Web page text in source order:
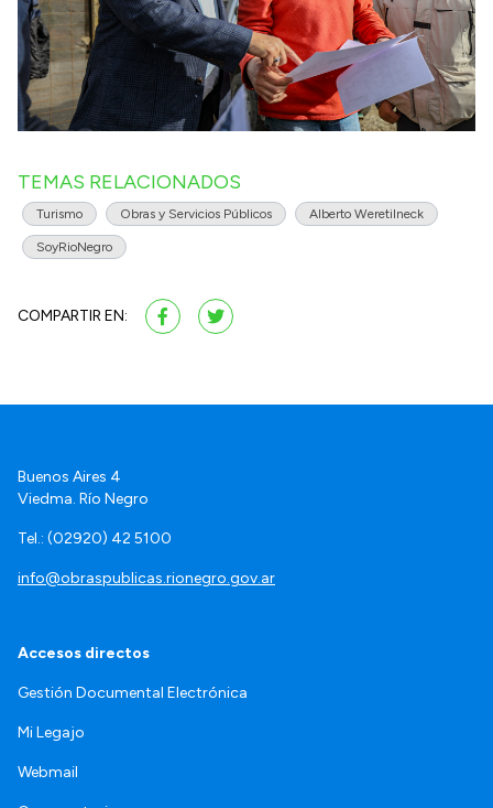
TEMAS RELACIONADOS
Turismo Obras y Servicios Públicos Alberto Weretilneck
SoyRioNegro
COMPARTIR EN:
Buenos Aires 4
Viedma. Río Negro
Tel.: (02920) 42 5100
info@obraspublicas.rionegro.gov.ar
Accesos directos
Gestión Documental Electrónica
Mi Legajo
Webmail